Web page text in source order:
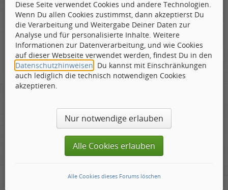
Tom Cody
Labelboss
Geschlecht:
Herkunft:
Dortmund
Alter:
70
Beiträge:
53888
Dabei seit:
11 / 2006
Gepostet:03.03.2023 - 19:39 Uhr ·#3
SC Paderborn 07 - FC St. Pauli 3:1
1. FC Magdeburg - 1. FC Kaiserslautern 0:1
Hamburger SV - 1. FC Nürnberg 2:0
Jahn Regensburg - Fortuna Düsseldorf 1:0
1. FC Heidenheim 1846 - SV Darmstadt 98 0:0
Eintracht Braunschweig - Arminia Bielefeld 1:2
SpVgg Greuther Fürth - Hannover 96 1:3
Hansa Rostock - Karlsruher SC 2:1
Ehe der Hahn zweimal kräht......
Diese Seite verwendet Cookies und andere Technologien.
Wenn Du allen Cookies zustimmst, dann akzeptierst Du
die Verarbeitung und Weitergabe Deiner Daten zur
Analyse und für personalisierte Inhalte. Weitere
Informationen zur Datenverarbeitung, und wie Cookies
auf dieser Webseite verwendet werden, findest Du in den
Datenschutzhinweisen . Du kannst mit Einschränkungen
auch lediglich die technisch notwendigen Cookies
akzeptieren.
Nur notwendige erlauben
Alle Cookies erlauben
Alle Cookies dieses Forums löschen